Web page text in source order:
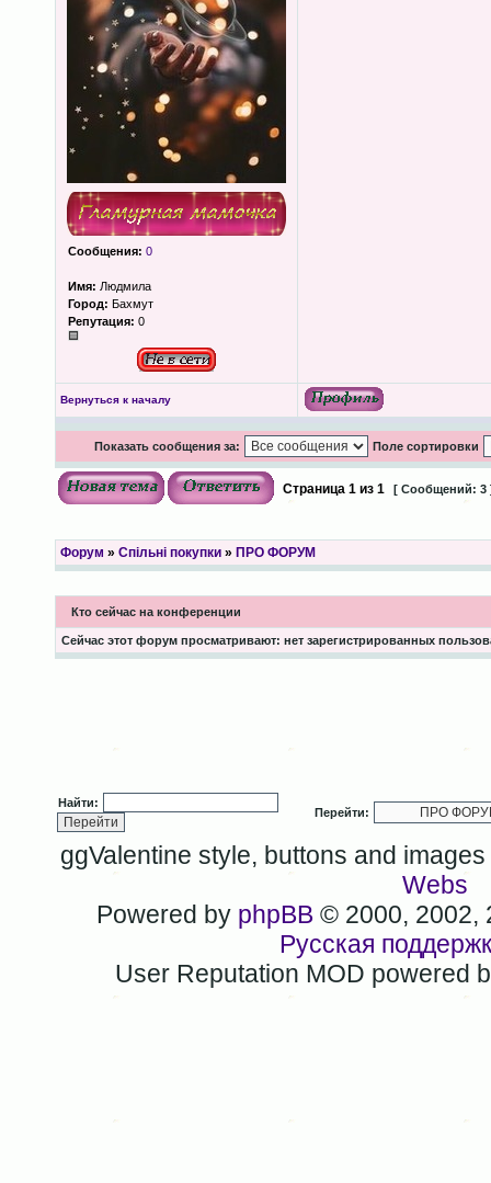
Сообщения: 0
Имя: Людмила
Город: Бахмут
Репутация: 0
Вернуться к началу
Показать сообщения за: Поле сортировки
Страница 1из 1 [ Сообщений: 3
Форум » Спільні покупки» ПРО ФОРУМ
Кто сейчас на конференции
Сейчас этот форум просматривают: нет зарегистрированных
Найти:
Перейти:
ggValentine style, buttons and
Webs
Powered by phpBB © 2000, 2002,
Русская
User Reputation MOD powered